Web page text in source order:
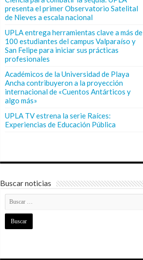
presenta el primer Observatorio Satelital
de Nieves a escala nacional
UPLA entrega herramientas clave a más de
100 estudiantes del campus Valparaíso y
San Felipe para iniciar sus prácticas
profesionales
Académicos de la Universidad de Playa
Ancha contribuyeron a la proyección
internacional de «Cuentos Antárticos y
algo más»
UPLA TV estrena la serie Raíces:
Experiencias de Educación Pública
Buscar noticias